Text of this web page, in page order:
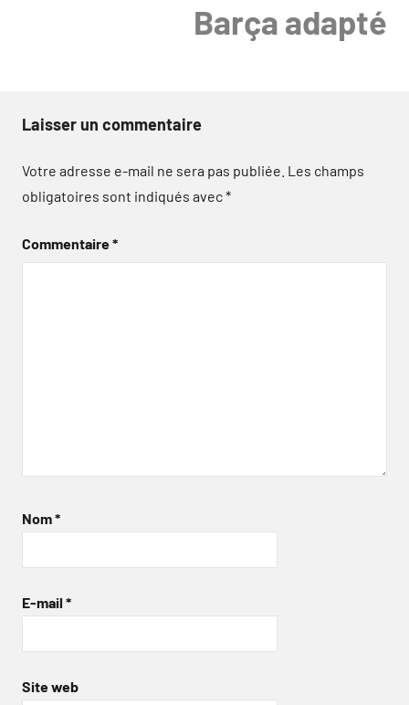
Barça adapté
Laisser un commentaire
Votre adresse e-mail ne sera pas publiée. Les champs
obligatoires sont indiqués avec*
Commentaire*
Nom*
E-mail *
Site web